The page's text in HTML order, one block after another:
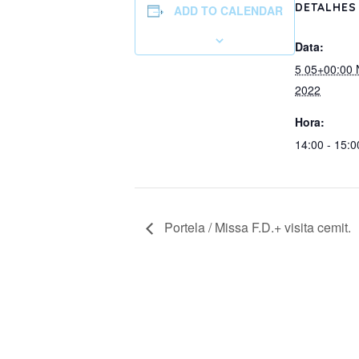
ADD TO CALENDAR DETALHES
Data:
5 05+00:00
2022
Hora:
14:00 -
Portela / Missa F.D.+ visita cemit.